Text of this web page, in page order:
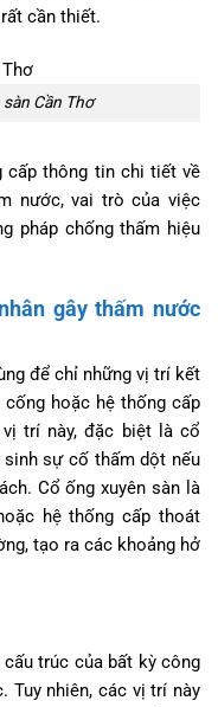
cần thiết.
Cần Thơ
cấp thông tin chi tiết về
nước, vai trò của việc
pháp chống thấm hiệu
gây thấm nước
để chỉ những vị trí kết
hoặc hệ thống cấp
trí này, đặc biệt là cổ
sự cố thấm dột nếu
Cổ ống xuyên sàn là
hệ thống cấp thoát
tạo ra các khoảng hở
trúc của bất kỳ công
Tuy nhiên, các vị trí này